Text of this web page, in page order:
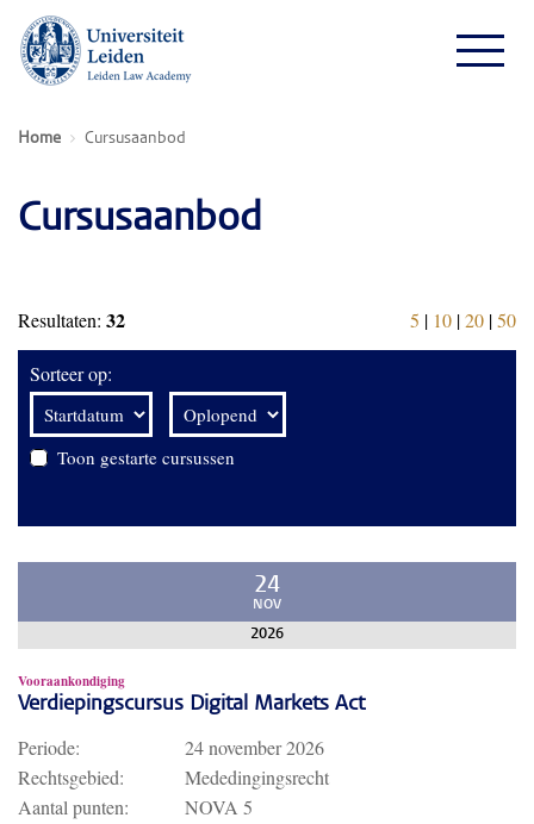
Home Cursusaanbod
Cursusaanbod
Resultaten: 32 5 | 10 |20 |50
Sorteer op:
Toon gestarte cursussen
24
NOV
2026
Vooraankondiging
Verdiepingscursus Digital Markets Act
Periode:
24 november 2026
Rechtsgebied:
Mededingingsrecht
Aantal punten:
NOVA 5